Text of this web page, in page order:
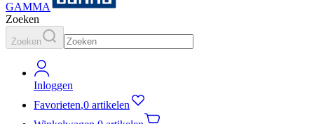
GAMMA
Zoeken
Zoeken
Inloggen
Favorieten,0 artikelen